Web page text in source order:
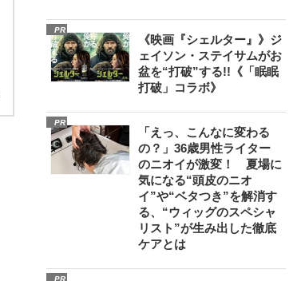
PR
《映画『シェルター』》ジ
ェイソン・ステイサムがお
盆を“打破”する!!《「眠眠
打破」コラボ》
PR
「えっ、こんなに変わる
の？」36歳男性ライター
のニオイが激変！ 夏場に
気になる“頭皮のニオ
イ”や“ベタつき”を解消す
る、“ウィッグのスペシャ
リスト”が生み出した徹底
ケアとは